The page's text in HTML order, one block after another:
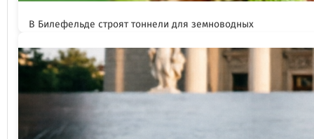
В Билефельде строят тоннели для земноводных